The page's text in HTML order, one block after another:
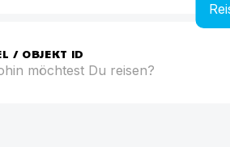
/ OBJEKT ID